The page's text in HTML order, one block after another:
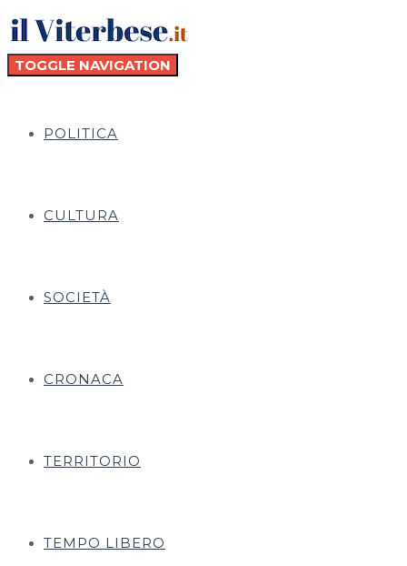
TOGGLE NAVIGATION
POLITICA
CULTURA
SOCIETÀ
CRONACA
TERRITORIO
TEMPO LIBERO